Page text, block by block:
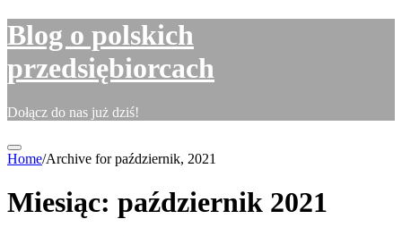
Skip
to
Blog o polskich
przedsiębiorcach
Dołącz do nas już dziś!
Home/Archive for październik, 2021
Miesiąc: październik 2021